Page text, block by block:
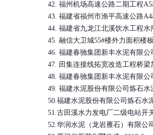
42. 福州机场高速公路二期工程A5
43. 福建省福州市渔平高速公路A4
44. 福建省九龙江北溪饮水工程
45. 融信大卫城55#楼外力面积楼
46. 福建春驰集团新丰水泥有限
47. 田集连接线拓宽改造工程桥梁
48. 福建春驰集团新丰水泥有限公
49. 福建水泥股份有限公司炼石水
50.福建水泥股份有限公司炼石水
51.古田溪水力发电厂二级电站开
52.华润水泥（龙岩雁石）有限公